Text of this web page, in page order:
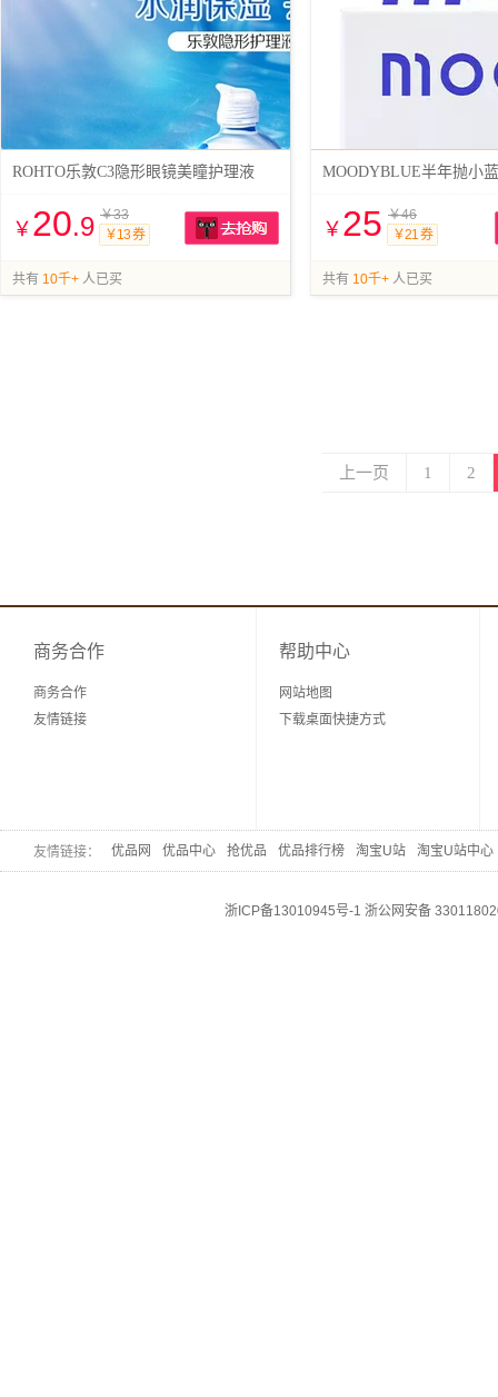
ROHTO乐敦C3隐形眼镜美瞳护理液
￥ 20.9 ￥33
￥13 券
共有 10千+ 人已买
MOODYBLUE半年抛小
￥ 25 ￥46
￥21 券
共有 10千+ 人已买
上一页 1 2
商务合作
商务合作
友情链接
帮助中心
网站地图
下载桌面快捷方式
友情链接： 优品网 优品中心 抢优品 优品排行榜 淘宝U站 淘宝U站中心
浙ICP备13010945号-1 浙公网安备